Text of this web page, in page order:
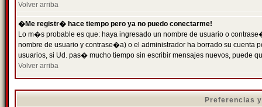
Volver arriba
�Me registr� hace tiempo pero ya no puedo conectarme!
Lo m�s probable es que: haya ingresado un nombre de usuario o
nombre de usuario y contrase�a) o el administrador ha borrado su
usuarios, si Ud. pas� mucho tiempo sin escribir mensajes nuevos, puede
Volver arriba
Preferencias